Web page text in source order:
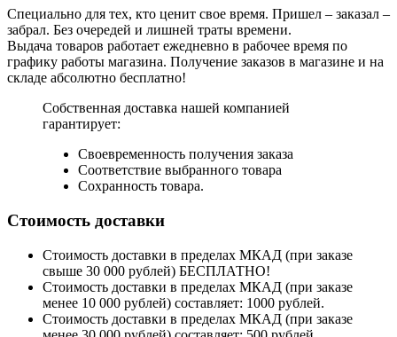
Специально для тех, кто ценит свое время. Пришел – заказал –
забрал. Без очередей и лишней траты времени.
Выдача товаров работает ежедневно в рабочее время по
графику работы магазина. Получение заказов в магазине и на
складе абсолютно бесплатно!
Собственная доставка нашей компанией
гарантирует:
Своевременность получения заказа
Соответствие выбранного товара
Сохранность товара.
Стоимость доставки
Стоимость доставки в пределах МКАД (при заказе
свыше 30 000 рублей) БЕСПЛАТНО!
Стоимость доставки в пределах МКАД (при заказе
менее 10 000 рублей) составляет: 1000 рублей.
Стоимость доставки в пределах МКАД (при заказе